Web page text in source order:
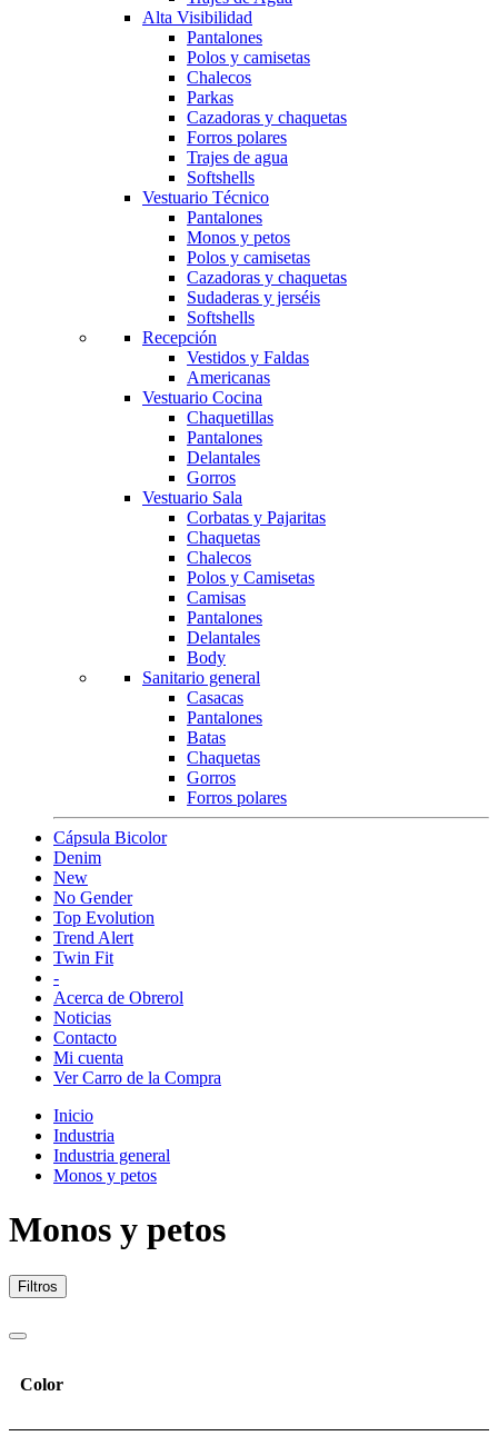
Alta Visibilidad
Pantalones
Polos y camisetas
Chalecos
Parkas
Cazadoras y chaquetas
Forros polares
Trajes de agua
Softshells
Vestuario Técnico
Pantalones
Monos y petos
Polos y camisetas
Cazadoras y chaquetas
Sudaderas y jerséis
Softshells
Recepción
Vestidos y Faldas
Americanas
Vestuario Cocina
Chaquetillas
Pantalones
Delantales
Gorros
Vestuario Sala
Corbatas y Pajaritas
Chaquetas
Chalecos
Polos y Camisetas
Camisas
Pantalones
Delantales
Body
Sanitario general
Casacas
Pantalones
Batas
Chaquetas
Gorros
Forros polares
Cápsula Bicolor
Denim
New
No Gender
Top Evolution
Trend Alert
Twin Fit
-
Acerca de Obrerol
Noticias
Contacto
Mi cuenta
Ver Carro de la Compra
Inicio
Industria
Industria general
Monos y petos
Monos y petos
Filtros
Color